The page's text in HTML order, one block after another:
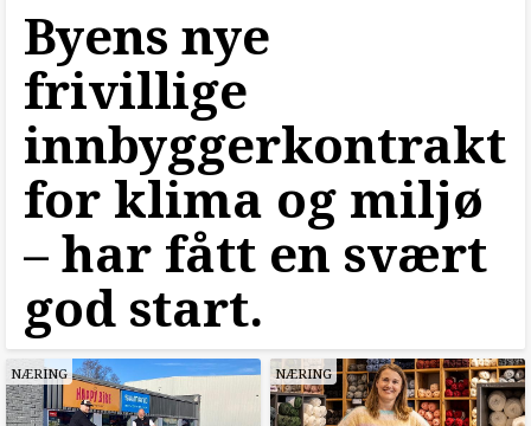
Byens nye
frivillige
innbyggerkontrakt
for klima og miljø
–⁠ har fått en svært
god start.
NÆRING NÆRING